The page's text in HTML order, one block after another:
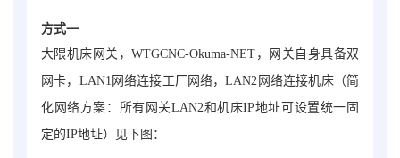
方式一
大隈机床网关，WTGCNC-Okuma-NET ，网关自身具备双
网卡，LAN1网络连接工厂网络，LAN2网络连接机床（简
化网络方案：所有网关LAN2和机床IP地址可设置统一固
定的IP地址）见下图：